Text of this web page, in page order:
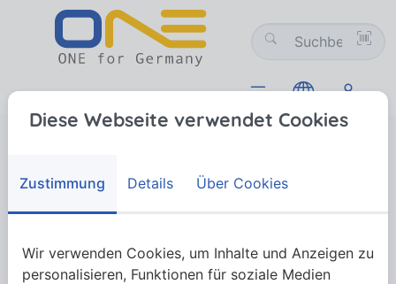
01-13 Sonderformen mit
Holzgewinde
Sonderformen mit Holzgewinde
Diese Webseite verwendet Cookies
Zustimmung Details Über Cookies
Wir verwenden Cookies, um Inhalte und Anzeigen zu
personalisieren, Funktionen für soziale Medien